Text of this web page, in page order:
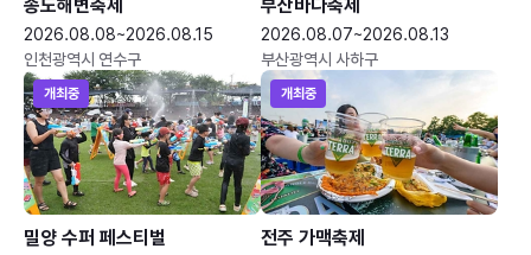
송도해변축제
2026.08.08~2026.08.15
인천광역시 연수구
부산바다축제
2026.08.07~2026.08.13
부산광역시 사하구
개최중
밀양 수퍼 페스티벌
개최중
전주 가맥축제